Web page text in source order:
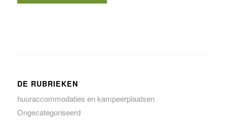
DE RUBRIEKEN
huuraccommodaties en kampeerplaatsen
Ongecategoriseerd